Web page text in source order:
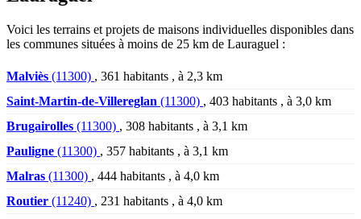
Voici les terrains et projets de maisons individuelles disponibles dans
les communes situées à moins de 25 km de Lauraguel :
Malviès (11300) , 361 habitants , à 2,3 km
Saint-Martin-de-Villereglan (11300) , 403 habitants , à 3,0 km
Brugairolles (11300) , 308 habitants , à 3,1 km
Pauligne (11300) , 357 habitants , à 3,1 km
Malras (11300) , 444 habitants , à 4,0 km
Routier (11240) , 231 habitants , à 4,0 km